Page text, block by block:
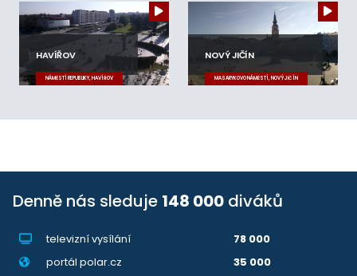
HAVÍŘOV
NÁMĚSTÍ REPUBLIKY, HAVÍŘOV
NOVÝ JIČÍN
MASARYKOVO NÁMĚSTÍ, NOVÝ JIČÍN
Denně nás sleduje 148 000 diváků
televizní vysílání
78 000
portál polar.cz
35 000